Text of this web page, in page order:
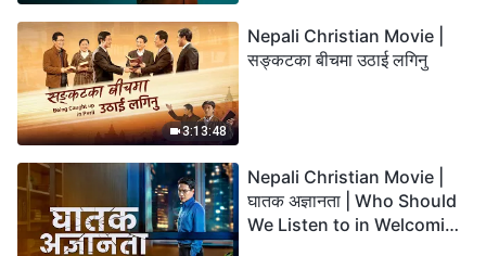
3:13:48
Nepali Christian Movie |
सङ्कटका बीचमा उठाई लगिनु
Nepali Christian Movie |
घातक अज्ञानता | Who Should
We Listen to in Welcoming